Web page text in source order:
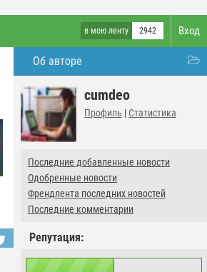
Вход
в мою ленту 2942
Об авторе
cumdeo
Профиль | Статистика
Последние добавленные новости
Одобренные новости
Френдлента последних новостей
Последние комментарии
Репутация: